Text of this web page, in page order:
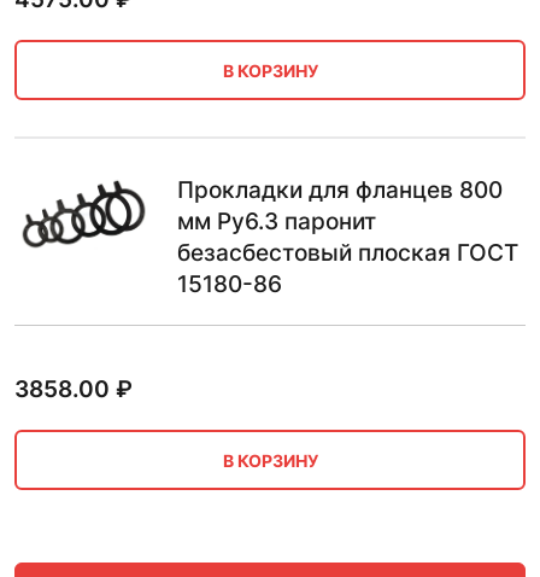
В КОРЗИНУ
Прокладки для фланцев 800
мм Ру6.3 паронит
безасбестовый плоская ГОСТ
15180-86
3858.00 ₽
В КОРЗИНУ